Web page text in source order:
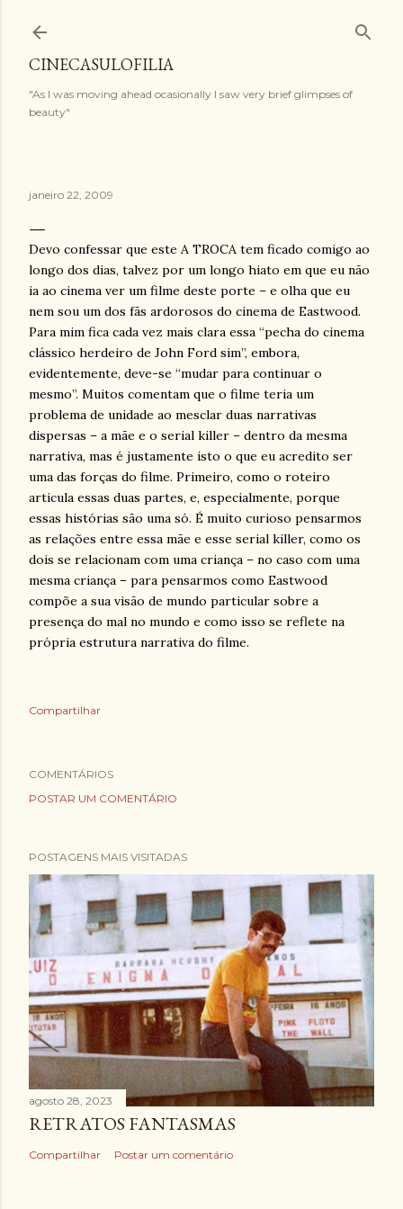
CINECASULOFILIA
"As I was moving ahead ocasionally I saw very brief glimpses of
beauty"
janeiro 22, 2009
Devo confessar que este A TROCA tem ficado comigo ao
longo dos dias, talvez por um longo hiato em que eu não
ia ao cinema ver um filme deste porte – e olha que eu
nem sou um dos fãs ardorosos do cinema de Eastwood.
Para mim fica cada vez mais clara essa “pecha do cinema
clássico herdeiro de John Ford sim”, embora,
evidentemente, deve-se “mudar para continuar o
mesmo”. Muitos comentam que o filme teria um
problema de unidade ao mesclar duas narrativas
dispersas – a mãe e o serial killer – dentro da mesma
narrativa, mas é justamente isto o que eu acredito ser
uma das forças do filme. Primeiro, como o roteiro
articula essas duas partes, e, especialmente, porque
essas histórias são uma só. É muito curioso pensarmos
as relações entre essa mãe e esse serial killer, como os
dois se relacionam com uma criança – no caso com uma
mesma criança – para pensarmos como Eastwood
compõe a sua visão de mundo particular sobre a
presença do mal no mundo e como isso se reflete na
própria estrutura narrativa do filme.
Compartilhar
COMENTÁRIOS
POSTAR UM COMENTÁRIO
POSTAGENS MAIS VISITADAS
agosto 28, 2023
RETRATOS FANTASMAS
Compartilhar Postar um comentário